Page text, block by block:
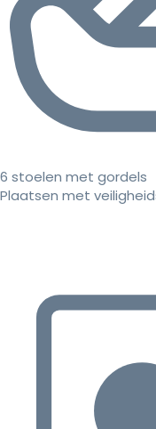
6 stoelen met gordels
Plaatsen met